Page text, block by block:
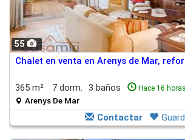
55
Chalet en venta en Arenys de Mar,
365 m² 7 dorm. 3 baños Hace 16 horas
Arenys De Mar
Contactar